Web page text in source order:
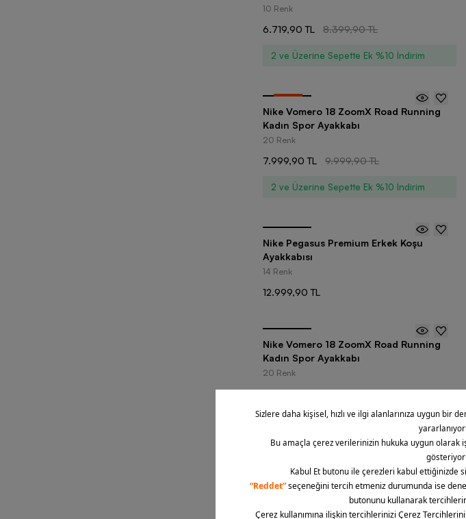
10 Renk
6.719,90 TL 8.399,90 TL
2 ve Üzerine Sepette Ek %10 İndirim
Nike Vomero 18 ZoomX Road Running
Kadın Spor Ayakkabı
20 Renk
7.999,90 TL 9.999,90 TL
2 ve Üzerine Sepette Ek %10 İndirim
Nike Pegasus Premium Erkek Koşu
Ayakkabısı
14 Renk
12.999,90 TL
Nike Vomero 18 ZoomX Road Running
Kadın Spor Ayakkabı
20 Renk
9.999,90 TL